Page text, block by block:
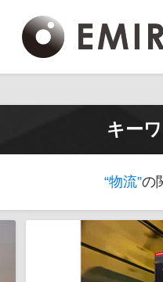
キー
“物流”の